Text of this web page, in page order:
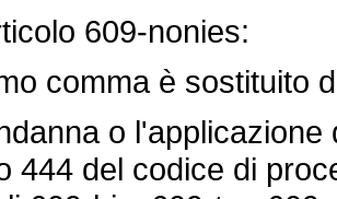
609-nonies:
comma è sostituito
o l'applicazione
444 del codice di